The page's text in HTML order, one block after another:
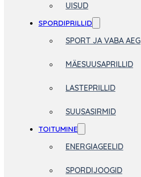
UISUD
SPORDIPRILLID
SPORT JA VABA AEG
MÄESUUSAPRILLID
LASTEPRILLID
SUUSASIRMID
TOITUMINE
ENERGIAGEELID
SPORDIJOOGID